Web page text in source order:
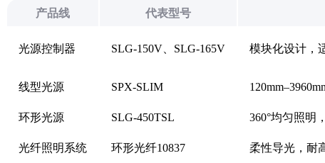
产品线 代表型号
光源控制器 SLG-150V、SLG-165V 模块化设计，
线型光源 SPX-SLIM
环形光源 SLG-450TSL 360°均匀照明
光纤照明系统 环形光纤10837 柔性导光，耐